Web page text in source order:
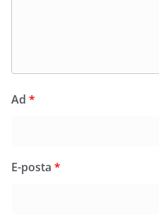
Ad *
E-posta *